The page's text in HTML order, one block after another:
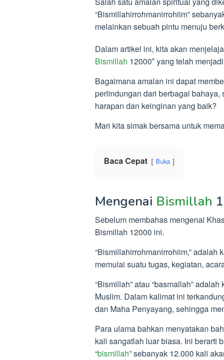
“Bismillahirrohmanirrohiim”
melainkan sebuah pintu menuju
Dalam artikel ini, kita akan
Bismillah 12000″ yang telah
Bagaimana amalan ini dapat
perlindungan dari berbagai
harapan dan keinginan yang baik?
Mari kita simak bersama untuk
Baca Cepat Buka
Mengenai Bismillah
Sebelum membahas mengenai
Bismillah 12000 ini.
“Bismillahirrohmanirrohiim,”
memulai suatu tugas, kegiatan,
“Bismillah” atau “basmallah”
Muslim. Dalam kalimat ini
dan Maha Penyayang, sehingga
Para ulama bahkan menyatakan
kali sangatlah luar biasa. Ini berarti
“bismillah” sebanyak 12.000 kali